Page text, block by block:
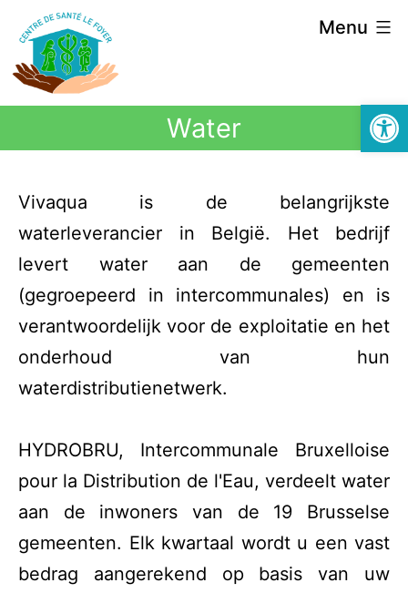
Menu
Water
Vivaqua is de belangrijkste
waterleverancier in België. Het bedrijf
levert water aan de gemeenten
(gegroepeerd in intercommunales) en is
verantwoordelijk voor de exploitatie en het
onderhoud van hun
waterdistributienetwerk.
HYDROBRU, Intercommunale Bruxelloise
pour la Distribution de l'Eau, verdeelt water
aan de inwoners van de 19 Brusselse
gemeenten. Elk kwartaal wordt u een vast
bedrag aangerekend op basis van uw